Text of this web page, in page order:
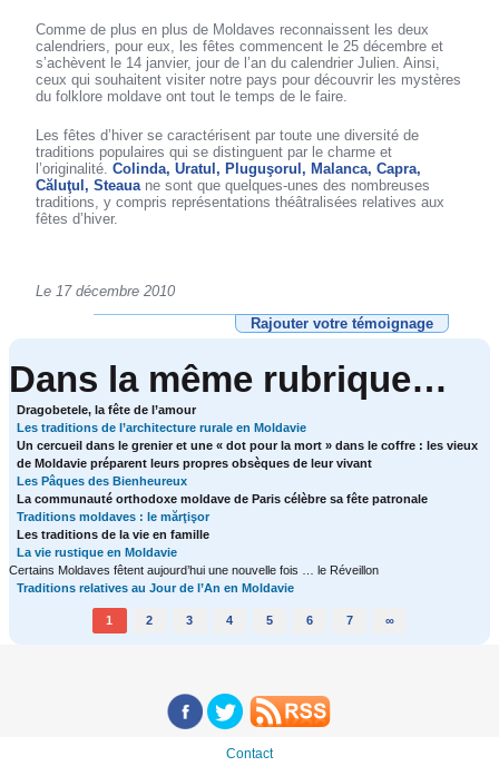
Comme de plus en plus de Moldaves reconnaissent les deux
calendriers, pour eux, les fêtes commencent le 25 décembre et
s’achèvent le 14 janvier, jour de l’an du calendrier Julien. Ainsi,
ceux qui souhaitent visiter notre pays pour découvrir les mystères
du folklore moldave ont tout le temps de le faire.
Les fêtes d’hiver se caractérisent par toute une diversité de
traditions populaires qui se distinguent par le charme et
l’originalité.Colinda, Uratul, Pluguşorul, Malanca, Capra,
Căluţul, Steaua ne sont que quelques-unes des nombreuses
traditions, y compris représentations théâtralisées relatives aux
fêtes d’hiver.
Le 17 décembre 2010
Rajouter votre témoignage
Dans la même rubrique…
Dragobetele, la fête de l’amour
Les traditions de l’architecture rurale en Moldavie
Un cercueil dans le grenier et une « dot pour la mort » dans le coffre : les vieux
de Moldavie préparent leurs propres obsèques de leur vivant
Les Pâques des Bienheureux
La communauté orthodoxe moldave de Paris célèbre sa fête patronale
Traditions moldaves : le mărţişor
Les traditions de la vie en famille
La vie rustique en Moldavie
Certains Moldaves fêtent aujourd’hui une nouvelle fois … le Réveillon
Traditions relatives au Jour de l’An en Moldavie
1 2 3 4 5 6 7 ∞
Contact